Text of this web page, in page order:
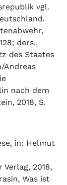
vgl.
ders.,
des Staates
Andreas
nach dem
2018, S.
in: Helmut
2018,
Was ist